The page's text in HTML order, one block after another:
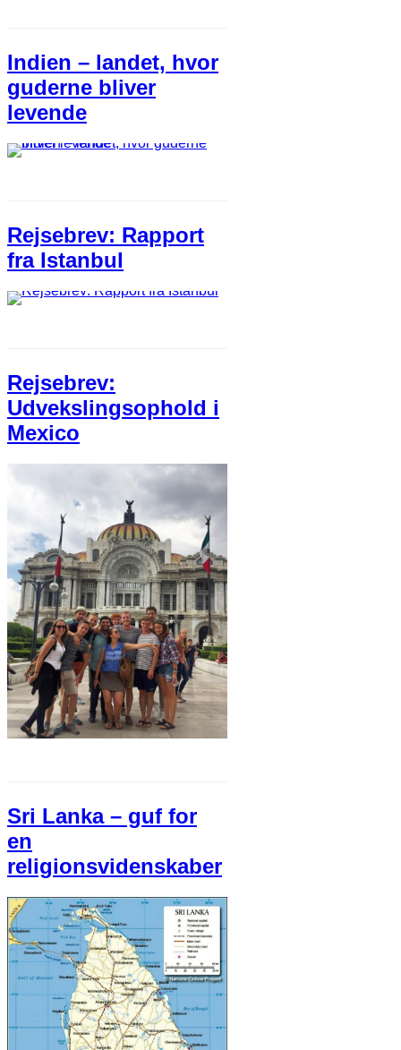
Indien – landet, hvor
guderne bliver
levende
Rejsebrev: Rapport
fra Istanbul
Rejsebrev:
Udvekslingsophold i
Mexico
Sri Lanka – guf for
en
religionsvidenskaber